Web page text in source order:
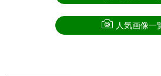
人気画像一